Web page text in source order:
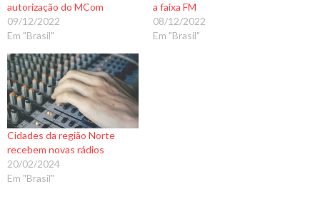
autorização do MCom
09/12/2022
Em "Brasil"
a faixa FM
08/12/2022
Em "Brasil"
Cidades da região Norte
recebem novas rádios
20/02/2024
Em "Brasil"